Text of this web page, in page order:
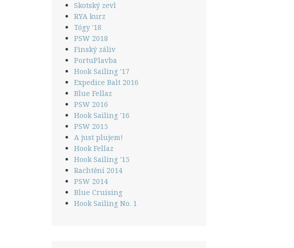
Skotský zevl
RYA kurz
Tógy '18
PSW 2018
Finský záliv
PortuPlavba
Hook Sailing '17
Expedice Balt 2016
Blue Fellaz
PSW 2016
Hook Sailing '16
PSW 2015
A just plujem!
Hook Fellaz
Hook Sailing '15
Rachtění 2014
PSW 2014
Blue Cruising
Hook Sailing No. 1